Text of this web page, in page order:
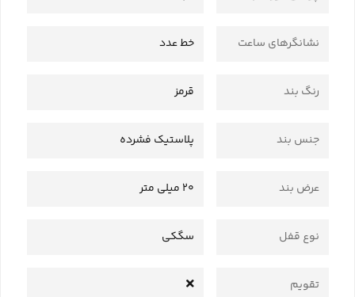
نشانگرهای ساعت خط عدد
رنگ بند قرمز
جنس بند پلاستیک فشرده
عرض بند 20 میلی متر
نوع قفل سگکی
تقویم